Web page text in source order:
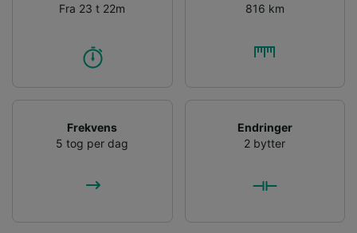
Fra 23 t 22m
816 km
Frekvens
5 tog per dag
Endringer
2 bytter